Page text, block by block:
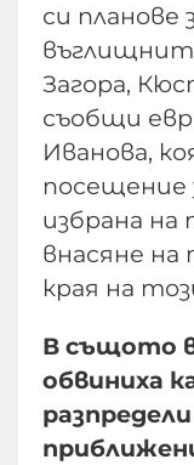
си планове
Загора,
съобщи
Иванова,
посещение
избрана на
внасяне на
края на
В същото
обвиниха